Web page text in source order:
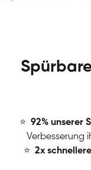
⭐ 92% unserer
Verbesserung
⭐ 2x